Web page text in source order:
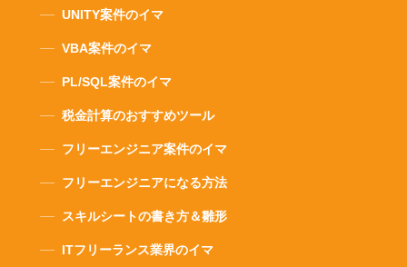
UNITY案件のイマ
VBA案件のイマ
PL/SQL案件のイマ
税金計算のおすすめツール
フリーエンジニア案件のイマ
フリーエンジニアになる方法
スキルシートの書き方＆雛形
ITフリーランス業界のイマ